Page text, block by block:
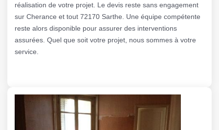
réalisation de votre projet. Le devis reste sans engagement
sur Cherance et tout 72170 Sarthe. Une équipe compétente
reste alors disponible pour assurer des interventions
assurées. Quel que soit votre projet, nous sommes à votre
service.